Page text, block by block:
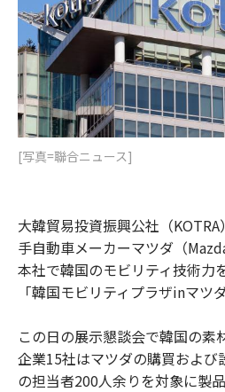
[写真=聯合ニュース]
大韓貿易投資振興公社（
手自動車メーカーマツダ（
本社で韓国のモビリティ技術力
「韓国モビリティプラザinマツ
この日の展示懇談会で韓国の素
企業15社はマツダの購買および
の担当者200人余りを対象に製